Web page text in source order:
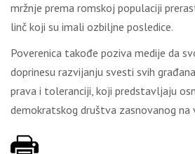
mržnje prema romskoj populaciji
linč koji su imali ozbiljne posledice.
Poverenica takođe poziva medije da
doprinesu razvijanju svesti svih
prava i toleranciji, koji predstavljaju
demokratskog društva zasnovanog na